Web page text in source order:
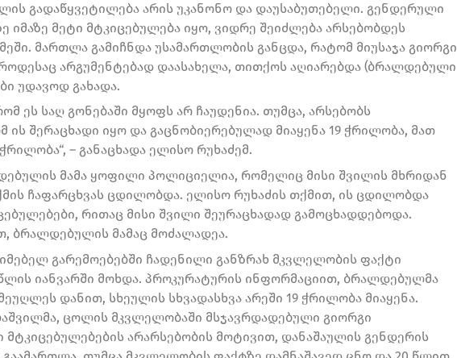
გადაწყვეტილება არის უკანონო და დაუსაბუთებელი. გენდერული
იმაზე მეტი მტკიცებულება იყო, ვიდრე შეიძლება არსებობდეს
მართლა გამიჩნდა უსამართლობის განცდა, რატომ მიუსაჯა გიორგი
არგუმენტებად დაასახელა, თითქოს აღიარებდა (ბრალდებული
უდავოდ გახადა.
ეს საღ გონებაში მყოფს არ ჩაუდენია. თუმცა, არსებობს
ის შერაცხადი იყო და გაცნობიერებულად მიაყენა 19 ჭრილობა, მათ
– განაცხადა ელისო რუხაძემ.
მამა ყოფილი პოლიციელია, რომელიც მისი შვილის მხრიდან
ჩაფარცხვას ცდილობდა. ელისო რუხაძის თქმით, ის ცდილობდა
რითაც მისი შვილი შეურაცხადად გამოცხადდებოდა.
ბრალდებულის მამაც მოძალადეა.
გარემოებებში ჩადენილი განზრახ მკვლელობის ფაქტი
იანვარში მოხდა. პროკურატურის ინფორმაციით, ბრალდებულმა
დანით, სხეულის სხვადასხვა არეში 19 ჭრილობა მიაყენა.
ცოლის მკვლელობაში მსჯავრდადებული გიორგი
მტკიცებულებების არარსებობის მოტივით, დანაშაულის გენდერის